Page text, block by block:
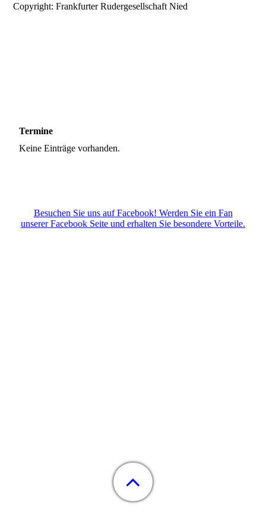
Copyright: Frankfurter Rudergesellschaft Nied
Termine
Keine Einträge vorhanden.
Besuchen Sie uns auf Facebook! Werden Sie ein Fan
unserer Facebook Seite und erhalten Sie besondere Vorteile.